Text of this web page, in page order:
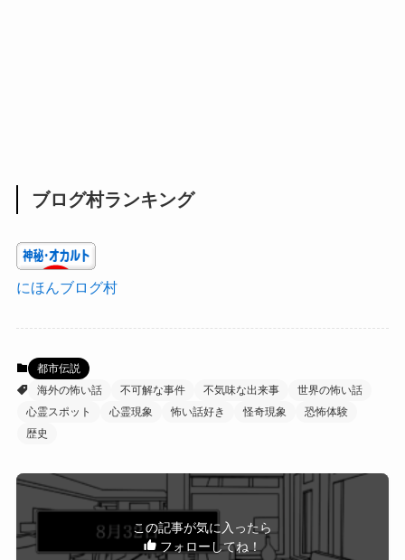
ブログ村ランキング
にほんブログ村
都市伝説
海外の怖い話
不可解な事件 不気味な出来事
世界の怖い話
心霊スポット
心霊現象 怖い話好き 怪奇現象
恐怖体験
歴史
この記事が気に入ったら
フォローしてね！